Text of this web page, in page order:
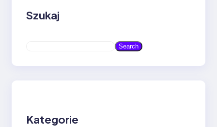
Szukaj
a
Search
Kategorie